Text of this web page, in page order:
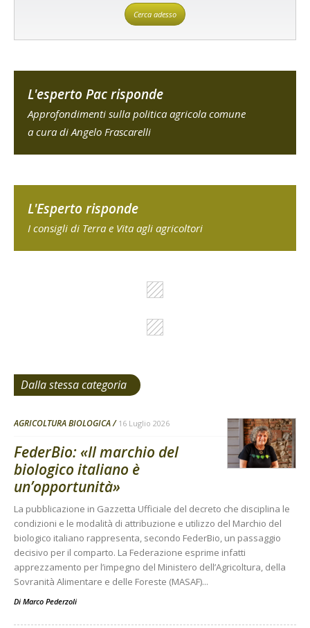
Cerca adesso
L'esperto Pac risponde
Approfondimenti sulla politica agricola comune
a cura di Angelo Frascarelli
L'Esperto risponde
I consigli di Terra e Vita agli agricoltori
Dalla stessa categoria
AGRICOLTURA BIOLOGICA 16 Luglio 2026
FederBio: «Il marchio del
biologico italiano è
un’opportunità»
La pubblicazione in Gazzetta Ufficiale del decreto che disciplina le
condizioni e le modalità di attribuzione e utilizzo del Marchio del
biologico italiano rappresenta, secondo FederBio, un passaggio
decisivo per il comparto. La Federazione esprime infatti
apprezzamento per l’impegno del Ministero dell’Agricoltura, della
Sovranità Alimentare e delle Foreste (MASAF)...
Di Marco Pederzoli